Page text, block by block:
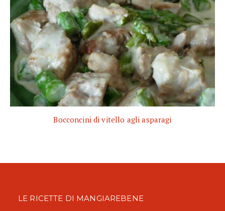
Bocconcini di vitello agli asparagi
LE RICETTE DI MANGIAREBENE